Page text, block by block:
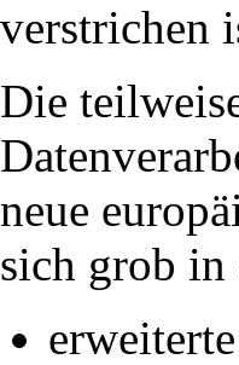
verstrichen
Die
neue
sich grob